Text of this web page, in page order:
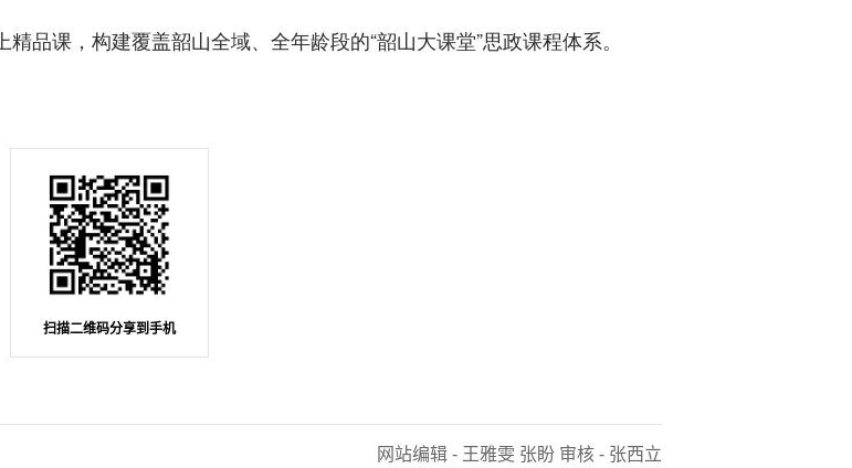
课，构建覆盖韶山全域、全年龄段的“韶山大课堂”思政课程体系。
扫描二维码分享到手机
网站编辑 - 王雅雯 张盼 审核 - 张西立